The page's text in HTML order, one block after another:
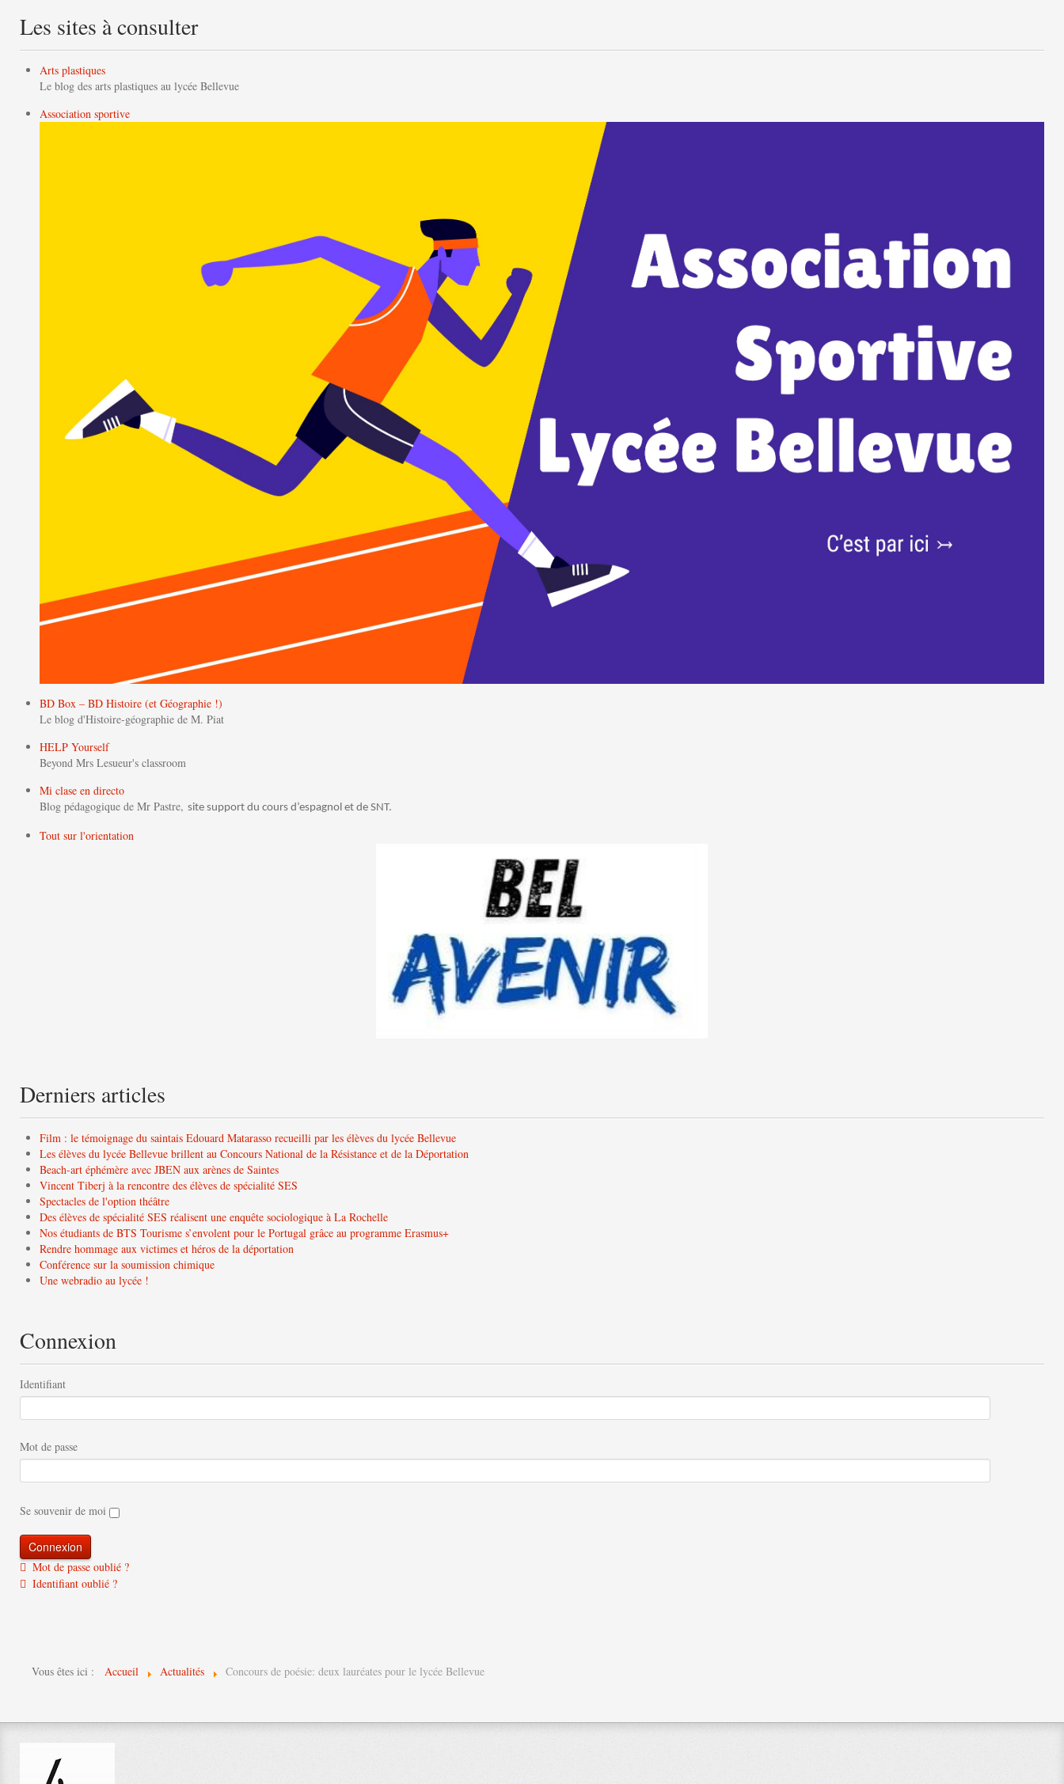
Les sites à consulter
Arts plastiques
Le blog des arts plastiques au lycée Bellevue
Association sportive
BD Box – BD Histoire (et Géographie !)
Le blog d'Histoire-géographie de M. Piat
HELP Yourself
Beyond Mrs Lesueur's classroom
Mi clase en directo
Blog pédagogique de Mr Pastre, site support du cours d’espagnol et de SNT.
Tout sur l'orientation
Derniers articles
Film : le témoignage du saintais Edouard Matarasso recueilli par les élèves du lycée Bellevue
Les élèves du lycée Bellevue brillent au Concours National de la Résistance et de la Déportation
Beach-art éphémère avec JBEN aux arènes de Saintes
Vincent Tiberj à la rencontre des élèves de spécialité SES
Spectacles de l'option théâtre
Des élèves de spécialité SES réalisent une enquête sociologique à La Rochelle
Nos étudiants de BTS Tourisme s’envolent pour le Portugal grâce au programme Erasmus+
Rendre hommage aux victimes et héros de la déportation
Conférence sur la soumission chimique
Une webradio au lycée !
Connexion
Identifiant
Mot de passe
Se souvenir de moi
Mot de passe oublié ?
Identifiant oublié ?
Vous êtes ici : Accueil Actualités Concours de poésie: deux lauréates pour le lycée Bellevue